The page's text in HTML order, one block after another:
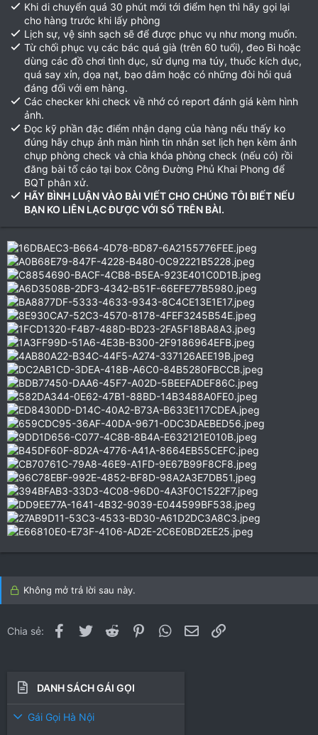
Khi di chuyển quá 30 phút mới tới điểm hẹn thì hãy gọi lại
cho hàng trước khi lấy phòng
Lịch sự, vệ sinh sạch sẽ để được phục vụ như mong muốn.
Từ chối phục vụ các bác quá già (trên 60 tuổi), đeo Bi hoặc
dùng các đồ chơi tình dục, sử dụng ma túy, thuốc kích dục,
quá say xỉn, dọa nạt, bạo dâm hoặc có những đòi hỏi quá
đáng đối với em hàng.
Các checker khi check về nhớ có report đánh giá kèm hình
ảnh.
Đọc kỹ phần đặc điểm nhận dạng của hàng nếu thấy ko
đúng hãy chụp ảnh màn hình tin nhắn set lịch hẹn kèm ảnh
chụp phòng check và chìa khóa phòng check (nếu có) rồi
đăng bài tố cáo tại box Công Đường Phủ Khai Phong để
BQT phân xử.
HÃY BÌNH LUẬN VÀO BÀI VIẾT CHO CHÚNG TÔI BIẾT NẾU
BẠN KO LIÊN LẠC ĐƯỢC VỚI SỐ TRÊN BÀI.
Không mở trả lời sau này.
Chia sẻ: Facebook
Twitter Reddit PinterestWhatsApp
Email
DANH SÁCH GÁI GỌI
Gái Gọi Hà Nội